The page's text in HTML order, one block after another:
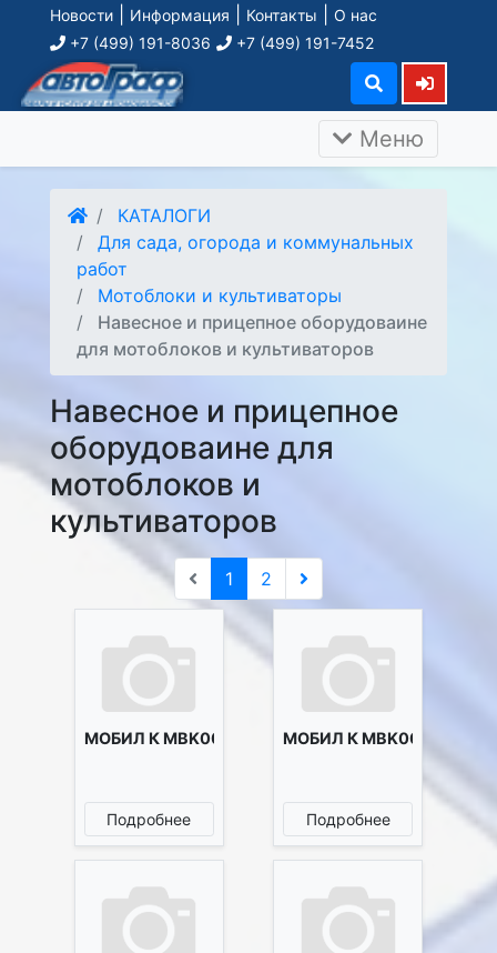
Новости Информация Контакты
О нас
+7 (499) 191-8036
+7 (499) 191-7452
Меню
КАТАЛОГИ
Для сада, огорода и коммунальных
работ
Мотоблоки и культиваторы
Навесное и прицепное оборудоваине
для мотоблоков и культиваторов
Навесное и прицепное
оборудоваине для
мотоблоков и
культиваторов
1 2
МОБИЛ К MBK0003151
Подробнее
МОБИЛ К MBK0003152
Подробнее